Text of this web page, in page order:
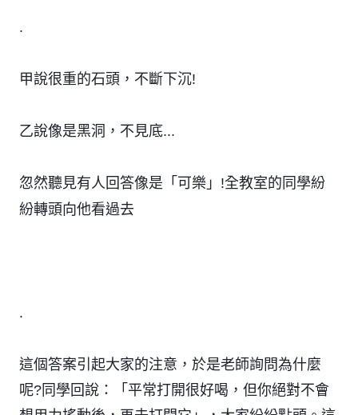
.
甲說很重的石頭，不斷下沉!
乙說像是黑洞，不見底...
忽然聽見有人回答像是「可樂」!全教室的同學紛
紛轉頭向他看過去
.
這個答案引起大家的注意，於是老師詢問為什麼
呢?同學回說：「平常打開很好喝，但你絕對不會